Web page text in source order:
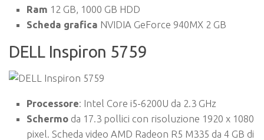
Ram 12 GB, 1000 GB HDD
Scheda grafica NVIDIA GeForce 940MX 2 GB
DELL Inspiron 5759
Processore: Intel Core i5-6200U da 2.3 GHz
Schermo da 17.3 pollici con risoluzione 1920 x 1080
pixel. Scheda video AMD Radeon R5 M335 da 4 GB di